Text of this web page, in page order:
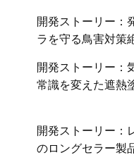
開発ストーリー：
ラを守る鳥害対策
開発ストーリー：
常識を変えた遮熱
開発ストーリー：
のロングセラー製